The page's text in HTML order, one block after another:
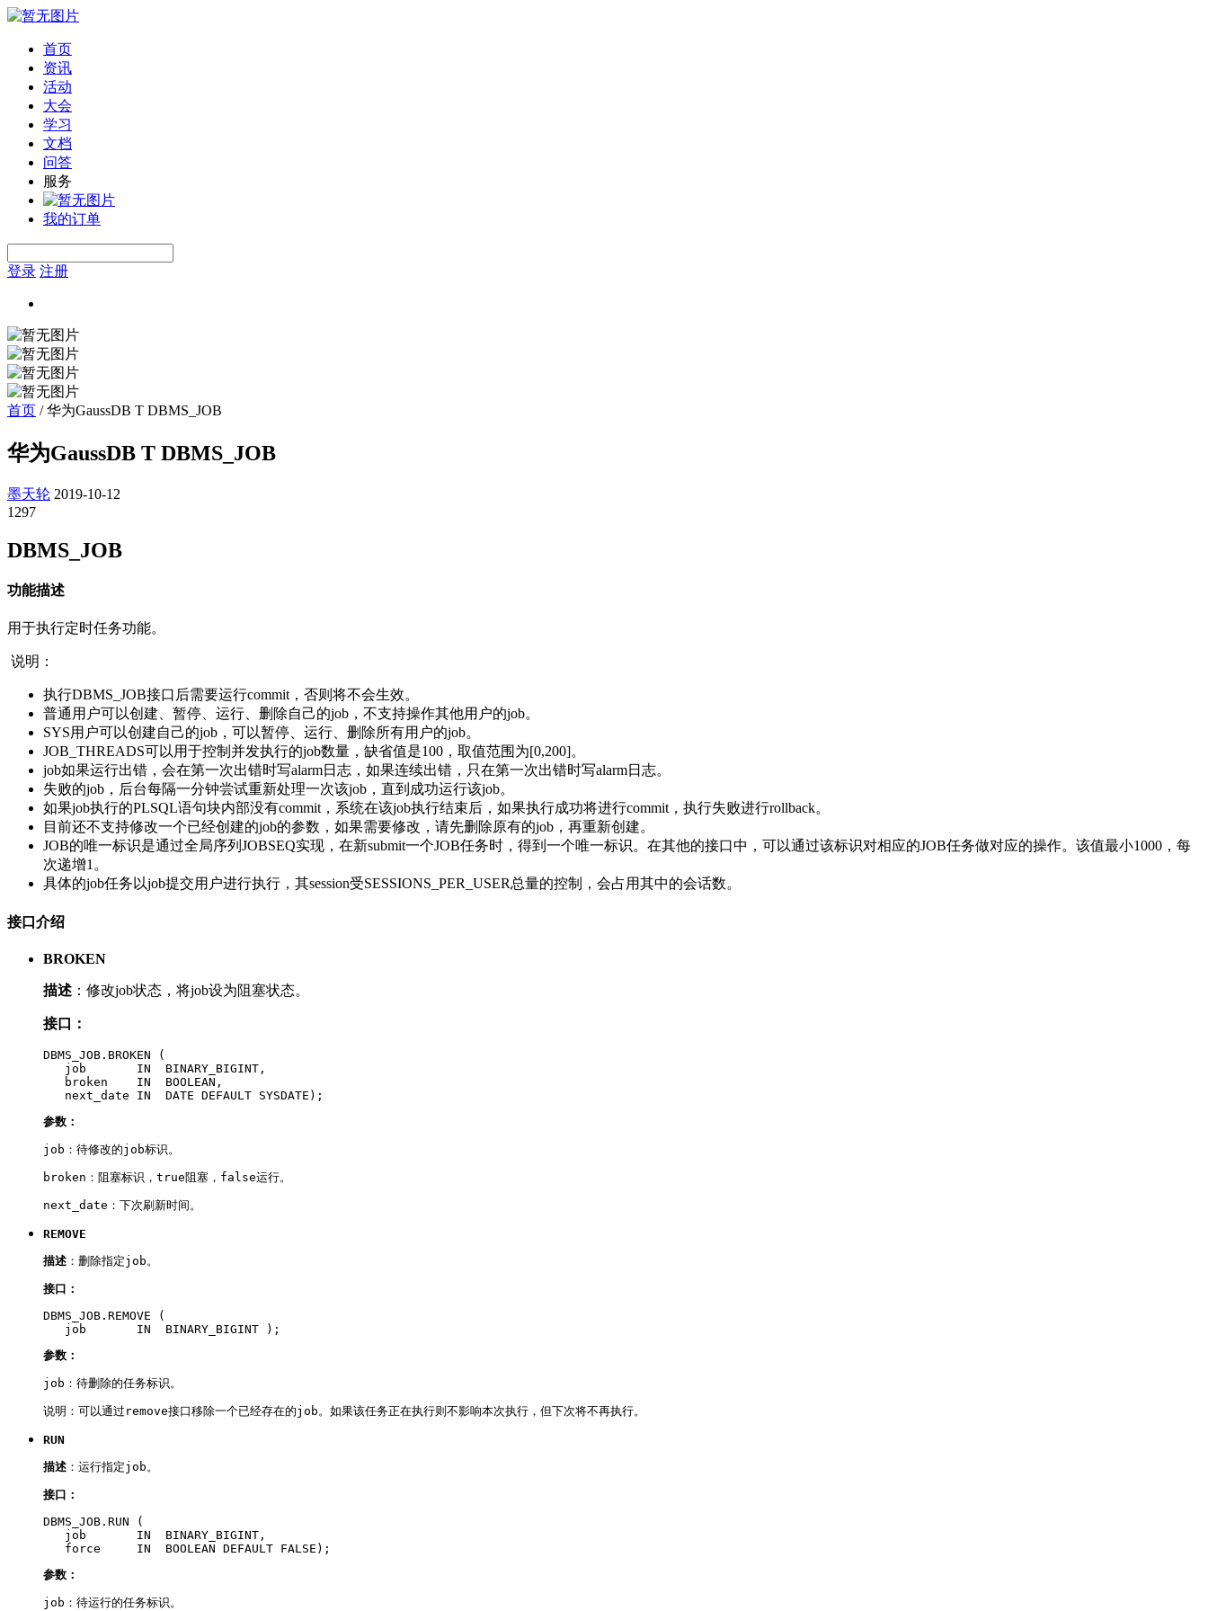
首页
资讯
活动
大会
学习
文档
问答
服务
我的订单
登录 注册
首页 /华为GaussDB T DBMS_JOB
华为GaussDB T DBMS_JOB
墨天轮 2019-10-12
1297
DBMS_JOB
功能描述
用于执行定时任务功能。
说明：
执行DBMS_JOB接口后需要运行commit，否则将不会生效。
普通用户可以创建、暂停、运行、删除自己的job，不支持操作其他用户的job。
SYS用户可以创建自己的job，可以暂停、运行、删除所有用户的job。
JOB_THREADS可以用于控制并发执行的job数量，缺省值是100，取值范围为[0,200]。
job如果运行出错，会在第一次出错时写alarm日志，如果连续出错，只在第一次出错时写alarm日志。
失败的job，后台每隔一分钟尝试重新处理一次该job，直到成功运行该job。
如果job执行的PLSQL语句块内部没有commit，系统在该job执行结束后，如果执行成功将进行commit，执行失败进行rollback。
目前还不支持修改一个已经创建的job的参数，如果需要修改，请先删除原有的job，再重新创建。
JOB的唯一标识是通过全局序列JOBSEQ实现，在新submit一个JOB任务时，得到一个唯一标识。在其他的接口中，可以通过该标识对相应的JOB任务做对应的操作。该值最小1000，每
次递增1。
具体的job任务以job提交用户进行执行，其session受SESSIONS_PER_USER总量的控制，会占用其中的会话数。
接口介绍
BROKEN
描述 ：修改job状态，将job设为阻塞状态。
接口：
DBMS_JOB.BROKEN (
   job       IN  BINARY_BIGINT,
   broken    IN  BOOLEAN,
   next_date IN  DATE DEFAULT SYSDATE);
参数：
job：待修改的job标识。
broken：阻塞标识，true阻塞，false运行。
next_date：下次刷新时间。
REMOVE
描述 ：删除指定job。
接口：
DBMS_JOB.REMOVE (
   job       IN  BINARY_BIGINT );
参数：
job：待删除的任务标识。
说明：可以通过remove接口移除一个已经存在的job。如果该任务正在执行则不影响本次执行，但下次将不再执行。
RUN
描述 ：运行指定job。
接口：
DBMS_JOB.RUN (
   job       IN  BINARY_BIGINT,
   force     IN  BOOLEAN DEFAULT FALSE);
参数：
job：待运行的任务标识。